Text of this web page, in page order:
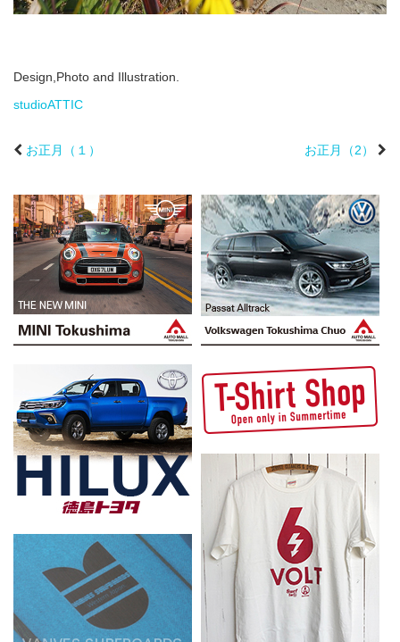
Design,Photo and Illustration.
studioATTIC
お正月（１） お正月（2）